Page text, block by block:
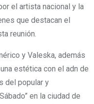
el artista nacional y la
que destacan el
reunión.
y Valeska, además
estética con el adn de
del popular y
en la ciudad de